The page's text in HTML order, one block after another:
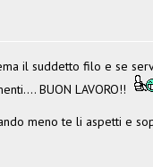
il suddetto filo e se
BUON LAVORO!!
meno te li aspetti e